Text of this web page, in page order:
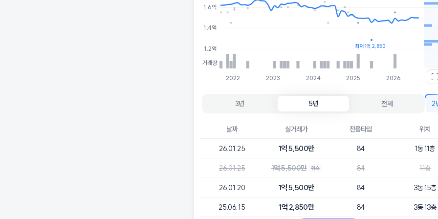
2022 2023 2024 2025 2026
거래량
1.2억
1.4억
1.6억
최저 1억 2,850
3년 5년 전체 2
날짜 실거래가 전용타입 위치
26.01.25 1억 5,500만 84 1동 11층
26.01.25 1억 5,500만 취소 84 11층
26.01.20 1억 5,500만 84 3동 15층
25.06.15 1억 2,850만 84 3동 13층